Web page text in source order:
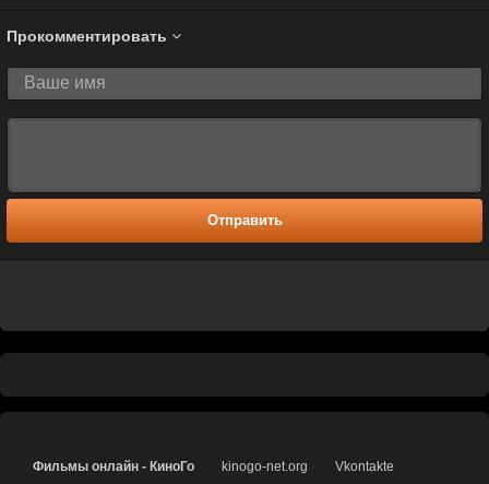
Прокомментировать
Отправить
Фильмы онлайн - КиноГо kinogo-net.org Vkontakte